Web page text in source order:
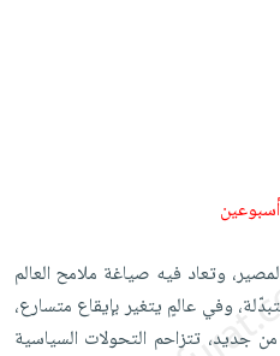
وتعاد فيه صياغة ملامح العالم
وفي عالمٍ يتغير بإيقاع متسارع،
جديد، تتزاحم التحولات السياسية